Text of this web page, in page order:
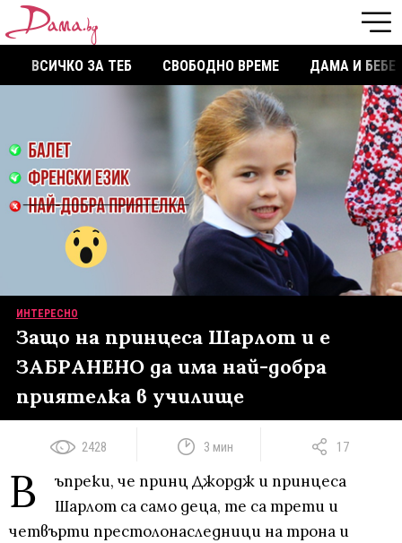
ВСИЧКО ЗА ТЕБ СВОБОДНО ВРЕМЕ ДАМА И БЕБЕ
ИНТЕРЕСНО
Защо на принцеса Шарлот и е
ЗАБРАНЕНО да има най-добра
приятелка в училище
2428 3 мин 17
В
ъпреки, че принц Джордж и принцеса
Шарлот са само деца, те са трети и
четвърти престолонаследници на трона и